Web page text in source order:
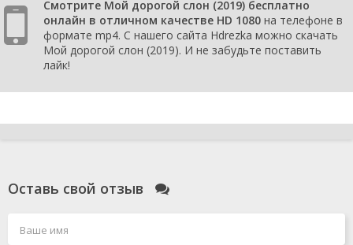
Смотрите Мой дорогой слон (2019) бесплатно
онлайн в отличном качестве HD 1080 на телефоне в
формате mp4. С нашего сайта Hdrezka можно скачать
Мой дорогой слон (2019). И не забудьте поставить
лайк!
Оставь свой отзыв